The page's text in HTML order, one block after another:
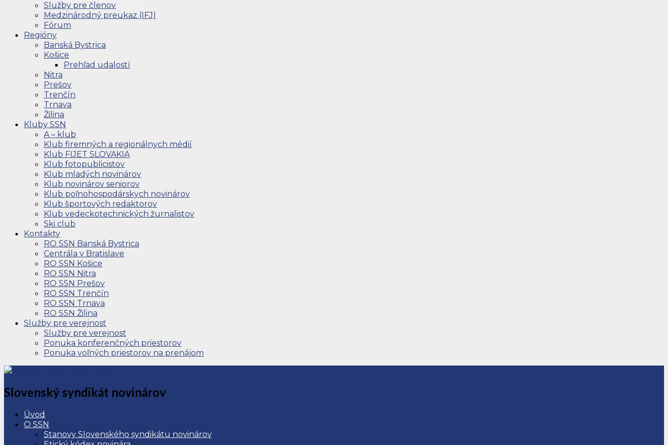
Služby pre členov
Medzinárodný preukaz (IFJ)
Fórum
Regióny
Banská Bystrica
Košice
Prehľad udalostí
Nitra
Prešov
Trenčín
Trnava
Žilina
Kluby SSN
A – klub
Klub firemných a regionálnych médií
Klub FIJET SLOVAKIA
Klub fotopublicistov
Klub mladých novinárov
Klub novinárov seniorov
Klub poľnohospodárskych novinárov
Klub športových redaktorov
Klub vedeckotechnických žurnalistov
Ski club
Kontakty
RO SSN Banská Bystrica
Centrála v Bratislave
RO SSN Košice
RO SSN Nitra
RO SSN Prešov
RO SSN Trenčín
RO SSN Trnava
RO SSN Žilina
Služby pre verejnosť
Služby pre verejnosť
Ponuka konferenčných priestorov
Ponuka voľných priestorov na prenájom
Slovenský syndikát novinárov
Úvod
O SSN
Stanovy Slovenského syndikátu novinárov